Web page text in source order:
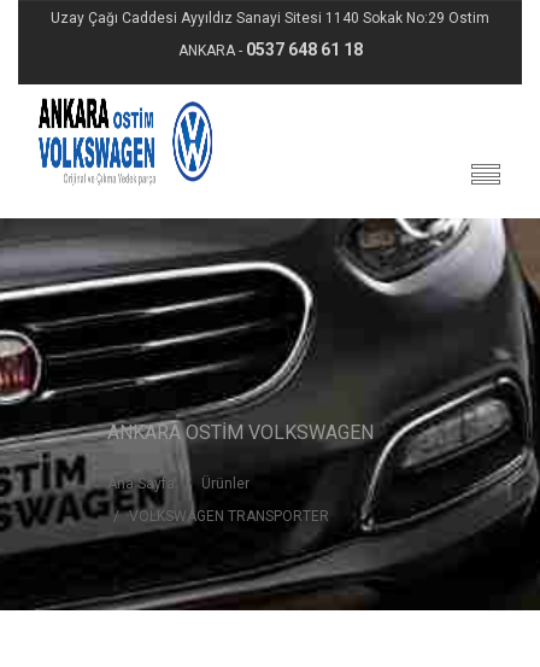
Uzay Çağı Caddesi Ayyıldız Sanayi Sitesi 1140 Sokak No:29 Ostim
ANKARA - 0537 648 61 18
ANKARA OSTİM VOLKSWAGEN
Ana Sayfa
Ürünler
VOLKSWAGEN TRANSPORTER